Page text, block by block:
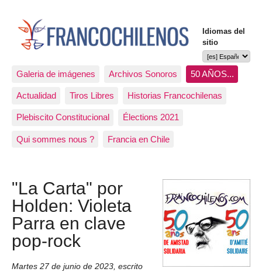
Idiomas del
sitio
Galeria de imágenes Archivos Sonoros 50 AÑOS...
Actualidad Tiros Libres Historias Francochilenas
Plebiscito Constitucional Élections 2021
Qui sommes nous ? Francia en Chile
"La Carta" por
Holden: Violeta
Parra en clave
pop-rock
Martes 27 de junio de 2023, escrito